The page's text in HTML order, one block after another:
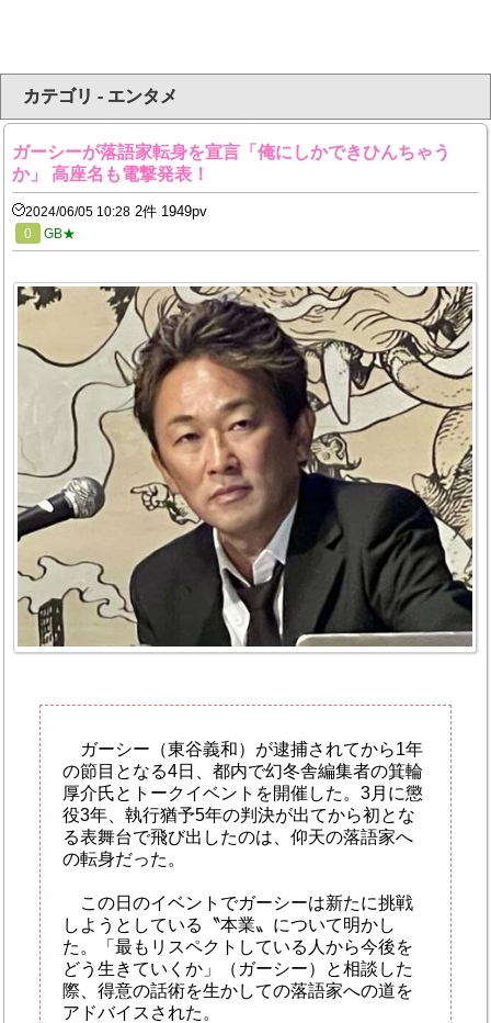
カテゴリ - エンタメ
ガーシーが落語家転身を宣言「俺にしかできひんちゃう
か」 高座名も電撃発表！
2024/06/05 10:28 2件 1949pv
0 GB★
ガーシー（東谷義和）が逮捕されてから1年
の節目となる4日、都内で幻冬舎編集者の箕輪
厚介氏とトークイベントを開催した。3月に懲
役3年、執行猶予5年の判決が出てから初とな
る表舞台で飛び出したのは、仰天の落語家へ
の転身だった。
この日のイベントでガーシーは新たに挑戦
しようとしている〝本業〟について明かし
た。「最もリスペクトしている人から今後を
どう生きていくか」（ガーシー）と相談した
際、得意の話術を生かしての落語家への道を
アドバイスされた。